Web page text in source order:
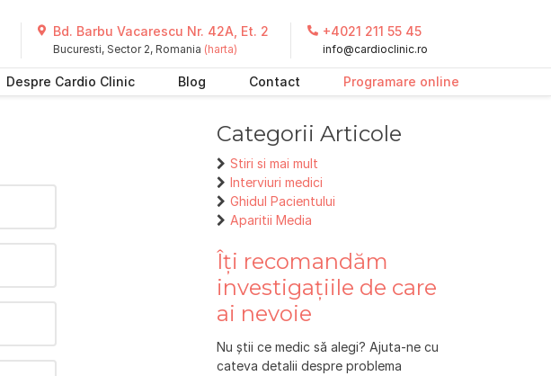
Bd. Barbu Vacarescu Nr. 42A, Et. 2
Bucuresti, Sector 2, Romania (harta)
+4021 211 55 45
info@cardioclinic.ro
Despre Cardio Clinic Blog Contact Programare online
Categorii Articole
Stiri si mai mult
Interviuri medici
Ghidul Pacientului
Aparitii Media
Îți recomandăm
investigațiile de care
ai nevoie
Nu știi ce medic să alegi? Ajuta-ne cu
cateva detalii despre problema